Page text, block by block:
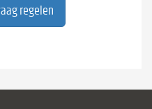
regelen